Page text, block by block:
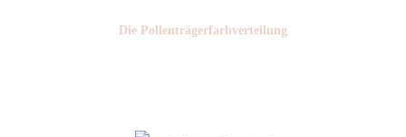
Die Pollen­trägerfarb­verteilung